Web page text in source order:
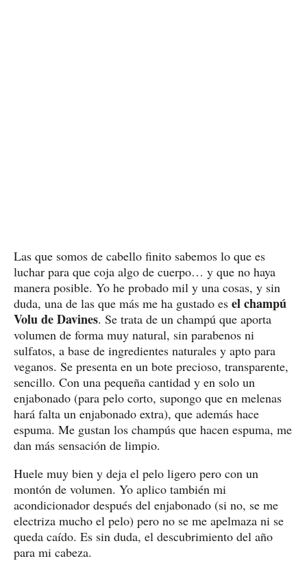
Las que somos de cabello finito sabemos lo que es
luchar para que coja algo de cuerpo… y que no haya
manera posible. Yo he probado mil y una cosas, y sin
duda, una de las que más me ha gustado es el champú
Volu de Davines. Se trata de un champú que aporta
volumen de forma muy natural, sin parabenos ni
sulfatos, a base de ingredientes naturales y apto para
veganos. Se presenta en un bote precioso, transparente,
sencillo. Con una pequeña cantidad y en solo un
enjabonado (para pelo corto, supongo que en melenas
hará falta un enjabonado extra), que además hace
espuma. Me gustan los champús que hacen espuma, me
dan más sensación de limpio.
Huele muy bien y deja el pelo ligero pero con un
montón de volumen. Yo aplico también mi
acondicionador después del enjabonado (si no, se me
electriza mucho el pelo) pero no se me apelmaza ni se
queda caído. Es sin duda, el descubrimiento del año
para mi cabeza.